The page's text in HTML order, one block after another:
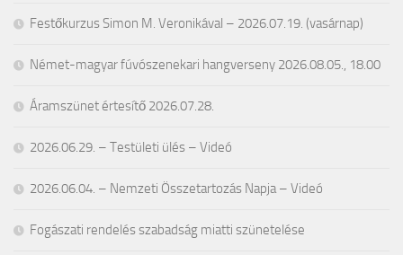
Festőkurzus Simon M. Veronikával – 2026.07.19. (vasárnap)
Német-magyar fúvószenekari hangverseny 2026.08.05., 18.00
Áramszünet értesítő 2026.07.28.
2026.06.29. – Testületi ülés – Videó
2026.06.04. – Nemzeti Összetartozás Napja – Videó
Fogászati rendelés szabadság miatti szünetelése